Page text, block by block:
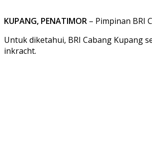
KUPANG, PENATIMOR – Pimpinan BRI
Untuk diketahui, BRI Cabang Kupang
inkracht.